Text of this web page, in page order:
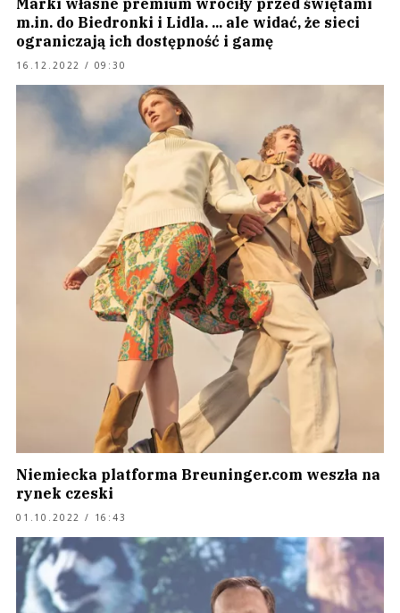
Marki własne premium wróciły przed świętami
m.in. do Biedronki i Lidla. ... ale widać, że sieci
ograniczają ich dostępność i gamę
16.12.2022 / 09:30
Niemiecka platforma Breuninger.com weszła na
rynek czeski
01.10.2022 / 16:43